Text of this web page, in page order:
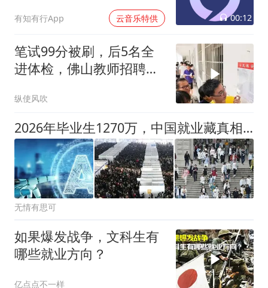
有知有行App 云音乐特供 00:12
笔试99分被刷，后5名全
进体检，佛山教师招聘结
纵使风吹
2026年毕业生1270万，中国就业藏真相，毕业生该咋破局？
无情有思可
如果爆发战争，文科生有
哪些就业方向？
亿点点不一样